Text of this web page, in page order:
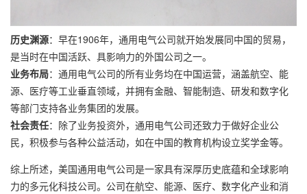
历史渊源：早在1906年，通用电气公司就开始发展同中国的贸易，
是当时在中国活跃、具影响力的外国公司之一。
业务布局：通用电气公司的所有业务均在中国运营，涵盖航空、能
源、医疗等工业垂直领域，并拥有金融、智能制造、研发和数字化
等部门支持各业务集团的发展。
社会责任：除了业务投资外，通用电气公司还致力于做好企业公
民，积极参与各种公益活动，如在中国的教育机构设立奖学金等。
综上所述，美国通用电气公司是一家具有深厚历史底蕴和全球影响
力的多元化科技公司。公司在航空、能源、医疗、数字化产业和消